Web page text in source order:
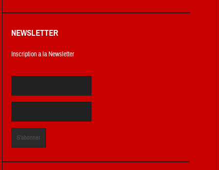
NEWSLETTER
Inscription a la Newsletter